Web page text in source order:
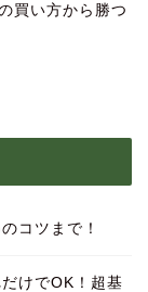
買い方から勝つ
コツまで！
けでOK！超基